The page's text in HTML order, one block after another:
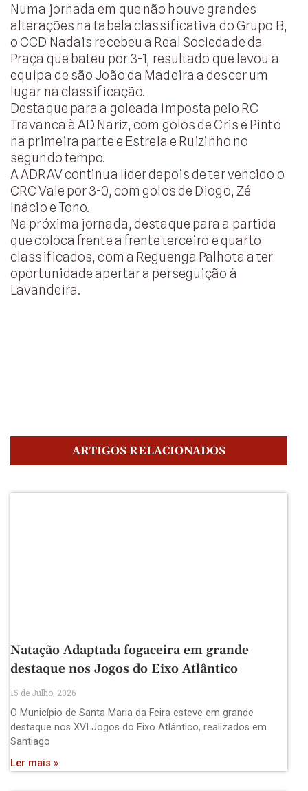
Numa jornada em que não houve grandes
alterações na tabela classificativa do Grupo B,
o CCD Nadais recebeu a Real Sociedade da
Praça que bateu por 3-1, resultado que levou a
equipa de são João da Madeira a descer um
lugar na classificação.
Destaque para a goleada imposta pelo RC
Travanca à AD Nariz, com golos de Cris e Pinto
na primeira parte e Estrela e Ruizinho no
segundo tempo.
A ADRAV continua líder depois de ter vencido o
CRC Vale por 3-0, com golos de Diogo, Zé
Inácio e Tono.
Na próxima jornada, destaque para a partida
que coloca frente a frente terceiro e quarto
classificados, com a Reguenga Palhota a ter
oportunidade apertar a perseguição à
Lavandeira.
ARTIGOS RELACIONADOS
Natação Adaptada fogaceira em grande
destaque nos Jogos do Eixo Atlântico
15 de Julho, 2026
O Município de Santa Maria da Feira esteve em grande
destaque nos XVI Jogos do Eixo Atlântico, realizados em
Santiago
Ler mais »